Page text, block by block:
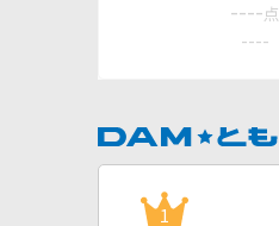
---- 点
----
1